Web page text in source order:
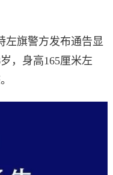
左旗警方发布通告显
，身高165厘米左